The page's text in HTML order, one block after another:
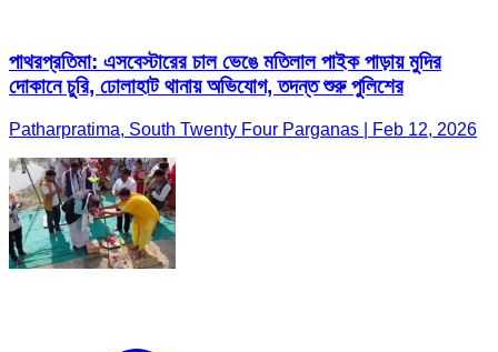
পাথরপ্রতিমা: এসবেস্টারের চাল ভেঙে মতিলাল পাইক পাড়ায় মুদির
দোকানে চুরি, ঢোলাহাট থানায় অভিযোগ, তদন্ত শুরু পুলিশের
Patharpratima, South Twenty Four Parganas | Feb 12, 2026